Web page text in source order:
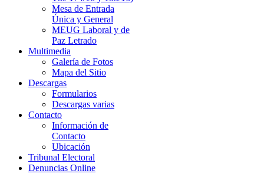
Mesa de Entrada
Única y General
MEUG Laboral y de
Paz Letrado
Multimedia
Galería de Fotos
Mapa del Sitio
Descargas
Formularios
Descargas varias
Contacto
Información de
Contacto
Ubicación
Tribunal Electoral
Denuncias Online